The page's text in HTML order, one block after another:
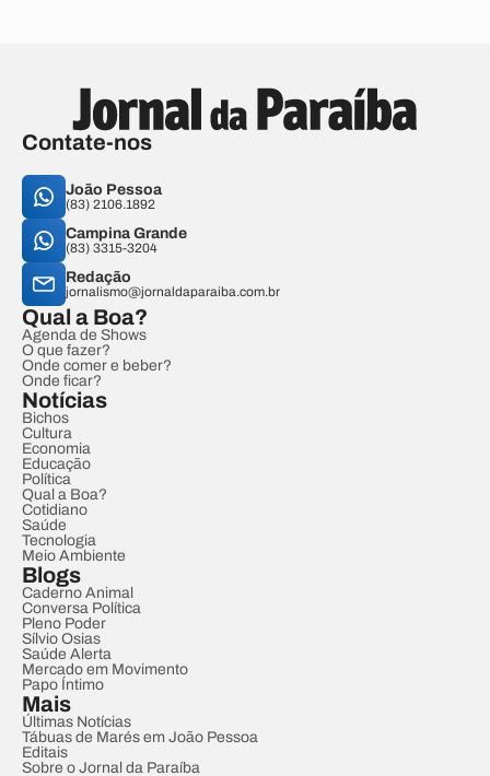
Contate-nos
João Pessoa
(83) 2106.1892
Campina Grande
(83) 3315-3204
Redação
jornalismo@jornaldaparaiba.com.br
Qual a Boa?
Agenda de Shows
O que fazer?
Onde comer e beber?
Onde ficar?
Notícias
Bichos
Cultura
Economia
Educação
Política
Qual a Boa?
Cotidiano
Saúde
Tecnologia
Meio Ambiente
Blogs
Caderno Animal
Conversa Política
Pleno Poder
Sílvio Osias
Saúde Alerta
Mercado em Movimento
Papo Íntimo
Mais
Últimas Notícias
Tábuas de Marés em João Pessoa
Editais
Sobre o Jornal da Paraíba